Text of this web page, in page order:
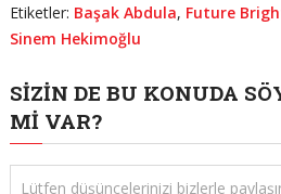
Etiketler: Başak Abdula, Future
Sinem Hekimoğlu
SIZIN DE BU KONUDA
MI VAR?